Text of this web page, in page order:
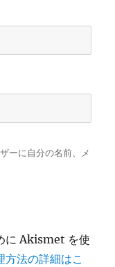
ーに自分の名前、メ
に Akismet を使
方法の詳細はこ